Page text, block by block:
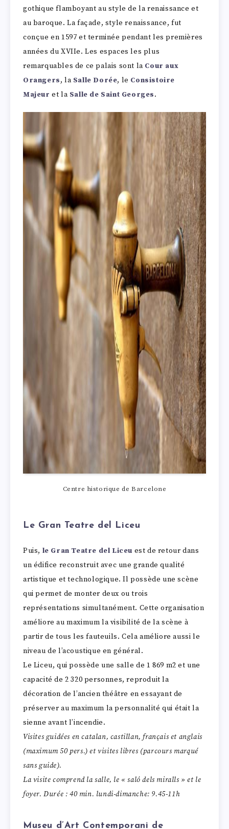
gothique flamboyant au style de la renaissance et
au baroque. La façade, style renaissance, fut
conçue en 1597 et terminée pendant les premières
années du XVIIe. Les espaces les plus
remarquables de ce palais sont la Cour aux
Orangers, la Salle Dorée, le Consistoire
Majeuret laSalle de Saint Georges.
Centre historique de Barcelone
Le Gran Teatre del Liceu
Puis, le Gran Teatre del Liceu est de retour dans
un édifice reconstruit avec une grande qualité
artistique et technologique. Il possède une scène
qui permet de monter deux ou trois
représentations simultanément. Cette organisation
améliore au maximum la visibilité de la scène à
partir de tous les fauteuils. Cela améliore aussi le
niveau de l’acoustique en général.
Le Liceu, qui possède une salle de 1 869 m2 et une
capacité de 2 320 personnes, reproduit la
décoration de l’ancien théâtre en essayant de
préserver au maximum la personnalité qui était la
sienne avant l’incendie.
Visites guidées en catalan, castillan, français et anglais
(maximum 50 pers.) et visites libres (parcours marqué
sans guide).
La visite comprend la salle, le « saló dels miralls » et le
foyer. Durée : 40 min. lundi-dimanche: 9.45-11h
Museu d’Art Contemporani de